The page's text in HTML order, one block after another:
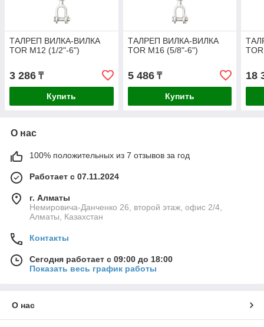
ТАЛРЕП ВИЛКА-ВИЛКА
TOR М12 (1/2"-6")
3 286 ₸
Купить
ТАЛРЕП ВИЛКА-ВИЛКА
TOR М16 (5/8"-6")
5 486₸
Купить
18
О нас
100% положительных из 7 отзывов за год
Работает с 07.11.2024
г. Алматы
Немировича-Данченко 26, второй этаж, офис 2/4,
Алматы, Казахстан
Контакты
Сегодня работает с 09:00 до 18:00
Показать весь график работы
О нас